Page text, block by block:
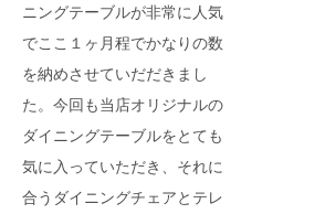
フラッグシップストア
熊本店
ニングテーブルが非常に人気
でここ１ヶ月程でかなりの数
を納めさせていだだきまし
た。今回も当店オリジナルの
ダイニングテーブルをとても
気に入っていただき、それに
合うダイニングチェアとテレ